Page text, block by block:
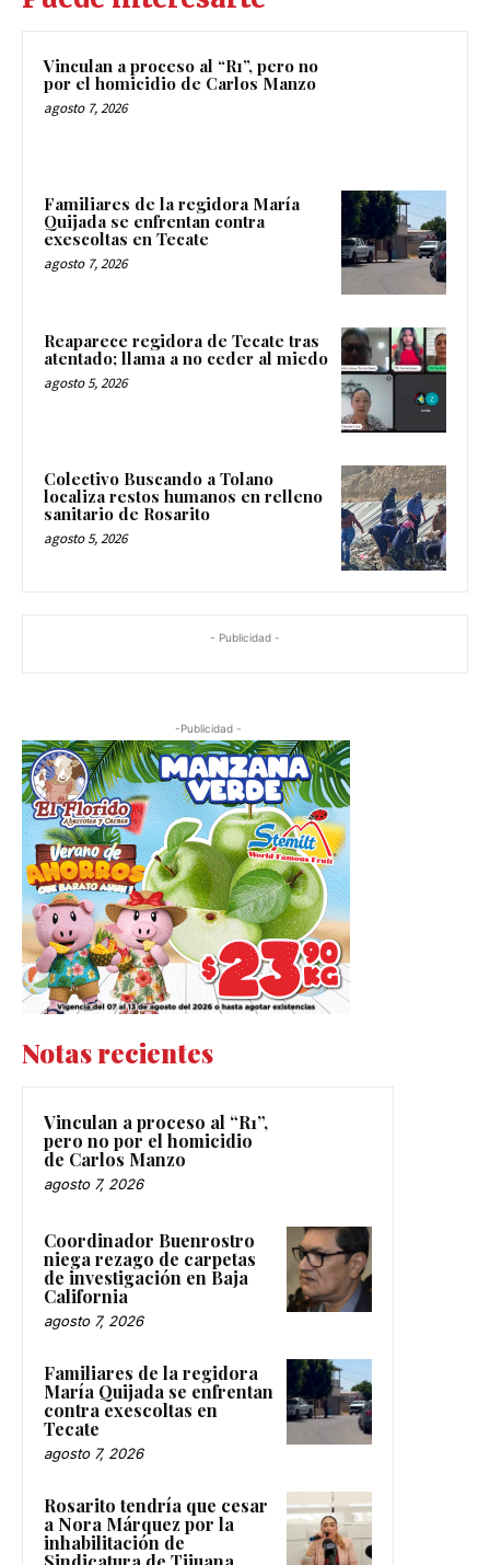
Vinculan a proceso al “R1”, pero no
por el homicidio de Carlos Manzo
agosto 7, 2026
Familiares de la regidora María
Quijada se enfrentan contra
exescoltas en Tecate
agosto 7, 2026
Reaparece regidora de Tecate tras
atentado; llama a no ceder al miedo
agosto 5, 2026
Colectivo Buscando a Tolano
localiza restos humanos en relleno
sanitario de Rosarito
agosto 5, 2026
- Publicidad -
-Publicidad -
Notas recientes
Vinculan a proceso al “R1”,
pero no por el homicidio
de Carlos Manzo
agosto 7, 2026
Coordinador Buenrostro
niega rezago de carpetas
de investigación en Baja
California
agosto 7, 2026
Familiares de la regidora
María Quijada se enfrentan
contra exescoltas en
Tecate
agosto 7, 2026
Rosarito tendría que cesar
a Nora Márquez por la
inhabilitación de